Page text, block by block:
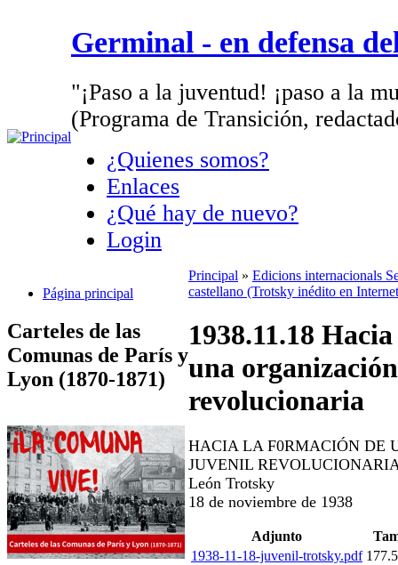
Germinal - en defensa
"¡Paso a la juventud! ¡paso a la
(Programa de Transición,
¿Quienes somos?
Enlaces
¿Qué hay de nuevo?
Login
Página principal
Carteles de las
Comunas de París y
Lyon (1870-1871)
Principal » Edicions internacionals
castellano (Trotsky inédito en
1938.11.18
una
revolucionaria
HACIA LA F0RMACIÓN DE
JUVENIL
León Trotsky
18 de noviembre de 1938
Adjunto
1938-11-18-juvenil-trotsky.pdf